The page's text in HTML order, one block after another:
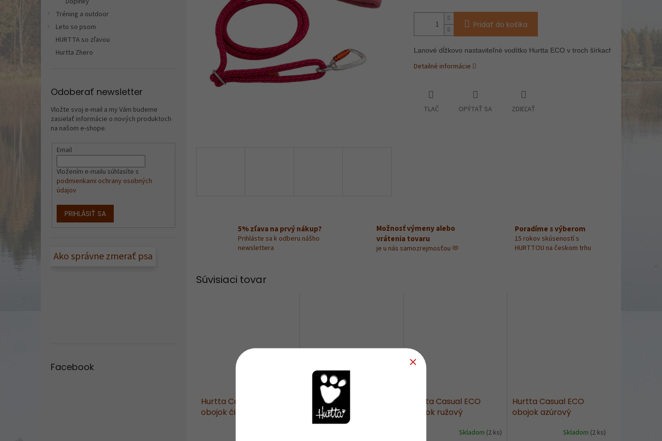
Tréning a outdoor
Leto so psom
HURTTA so zľavou
Hurtta Zhero
Odoberať newsletter
Vložte svoj e-mail a my Vám budeme
zasielať informácie o nových produktoch
na našom e-shope.
Email
Vložením e-mailu súhlasíte s
podmienkami ochrany osobných
údajov
PRIHLÁSIŤ SA
Ako správne zmerať psa
Facebook
Pridať do košíka
Lanové dĺžkovo nastaviteľné vodítko Hurtta ECO v troch šírkach lana
Detailné informácie
TLAČ OPÝTAŤ SA ZDIEĽAŤ
5% zľava na prvý nákup?
Prihláste sa k odberu nášho
newslettera
Možnosť výmeny alebo
vrátenia tovaru
je u nás samozrejmosťou 🫶
Poradíme s výberom
15 rokov skúseností s
HURTTOU na českom trhu
Súvisiaci tovar
Hurtta Casual ECO
obojok čierný
Hurtta Casual ECO
obojok škoricový
Hurtta Casual ECO
obojok ružový
Skladom (2 ks)
Hurtta Casual ECO
obojok azúrový
Skladom (2 ks)